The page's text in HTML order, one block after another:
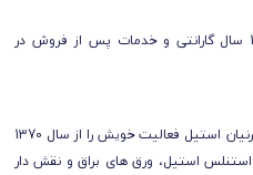
سینک ظرفشویی پرنیان استیل دارای 10 سال گارانتی و خدمات پس از فروش در
شرکت یاس استیل نیکوکار با نام تجاری پرنیان استیل فعالیت خویش را از سال 1370
استنلس استیل، ورق های براق و نقش دار